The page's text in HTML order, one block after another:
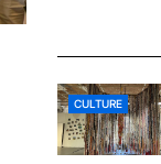
CULTURE